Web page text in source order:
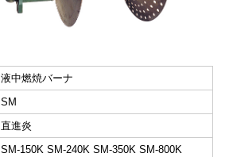
液中燃焼バーナ
SM
直進炎
SM-150K SM-240K SM-350K SM-800K